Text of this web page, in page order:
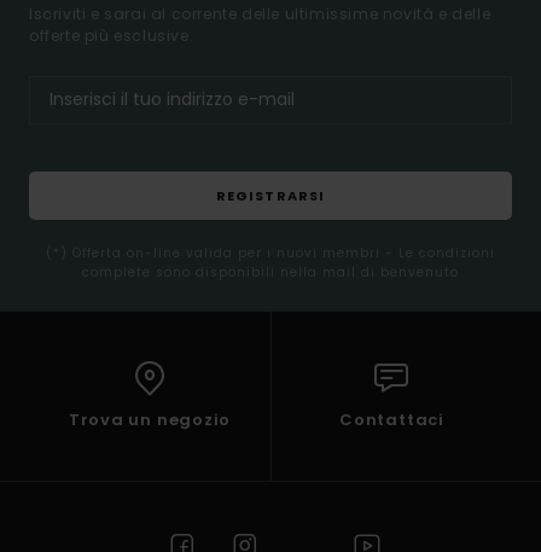
Iscriviti e sarai al corrente delle ultimissime novità e delle
offerte più esclusive.
REGISTRARSI
(*) Offerta on-line valida per i nuovi membri - Le condizioni
complete sono disponibili nella mail di benvenuto
Trova un negozio Contattaci